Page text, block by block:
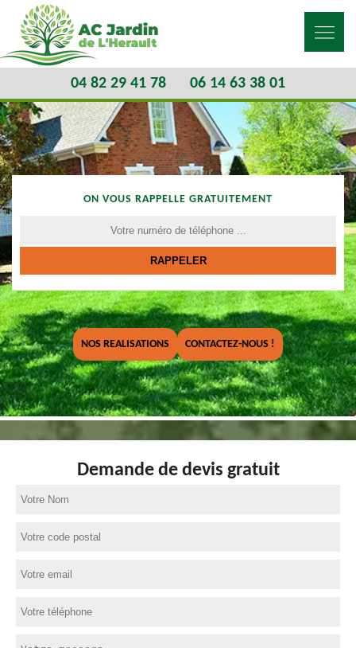
04 82 29 41 78 06 14 63 38 01
ON VOUS RAPPELLE GRATUITEMENT
NOS REALISATIONS CONTACTEZ-NOUS !
Demande de devis gratuit